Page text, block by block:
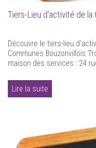
Tiers-Lieu d'activité de la
Découvre le tiers-lieu
Communes Bouzonvillois
maison des services : 24
Lire la suite